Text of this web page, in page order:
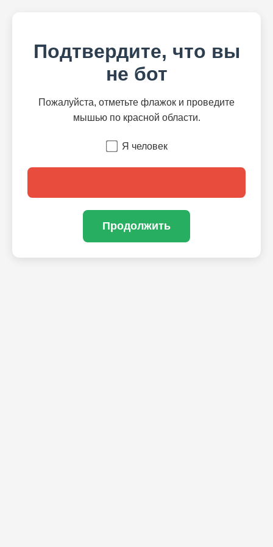
Подтвердите, что вы
не бот
Пожалуйста, отметьте флажок и проведите
мышью по красной области.
Я человек
Продолжить